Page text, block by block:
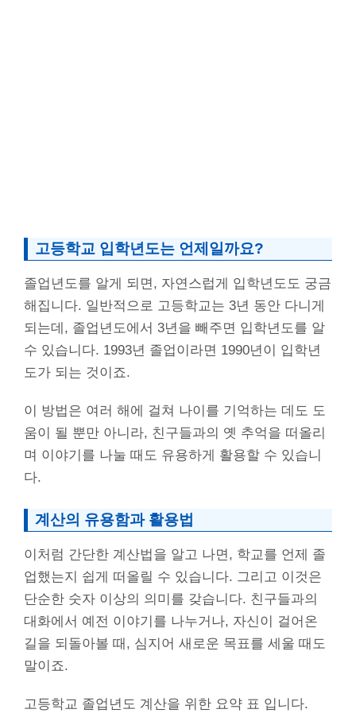
고등학교 입학년도는 언제일까요?
졸업년도를 알게 되면, 자연스럽게 입학년도도 궁금
해집니다. 일반적으로 고등학교는 3년 동안 다니게
되는데, 졸업년도에서 3년을 빼주면 입학년도를 알
수 있습니다. 1993년 졸업이라면 1990년이 입학년
도가 되는 것이죠.
이 방법은 여러 해에 걸쳐 나이를 기억하는 데도 도
움이 될 뿐만 아니라, 친구들과의 옛 추억을 떠올리
며 이야기를 나눌 때도 유용하게 활용할 수 있습니
다.
계산의 유용함과 활용법
이처럼 간단한 계산법을 알고 나면, 학교를 언제 졸
업했는지 쉽게 떠올릴 수 있습니다. 그리고 이것은
단순한 숫자 이상의 의미를 갖습니다. 친구들과의
대화에서 예전 이야기를 나누거나, 자신이 걸어온
길을 되돌아볼 때, 심지어 새로운 목표를 세울 때도
말이죠.
고등학교 졸업년도 계산을 위한 요약 표 입니다.